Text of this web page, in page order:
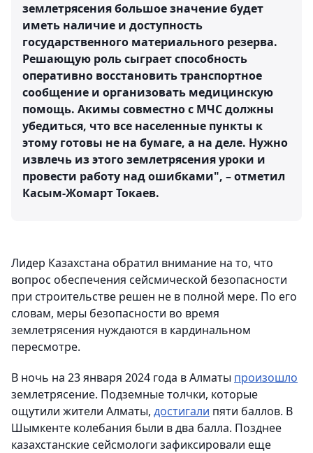
землетрясения большое значение будет
иметь наличие и доступность
государственного материального резерва.
Решающую роль сыграет способность
оперативно восстановить транспортное
сообщение и организовать медицинскую
помощь. Акимы совместно с МЧС должны
убедиться, что все населенные пункты к
этому готовы не на бумаге, а на деле. Нужно
извлечь из этого землетрясения уроки и
провести работу над ошибками", – отметил
Касым-Жомарт Токаев.
Лидер Казахстана обратил внимание на то, что
вопрос обеспечения сейсмической безопасности
при строительстве решен не в полной мере. По его
словам, меры безопасности во время
землетрясения нуждаются в кардинальном
пересмотре.
В ночь на 23 января 2024 года в Алматы произошло
землетрясение. Подземные толчки, которые
ощутили жители Алматы, достигали пяти баллов. В
Шымкенте колебания были в два балла. Позднее
казахстанские сейсмологи зафиксировали еще